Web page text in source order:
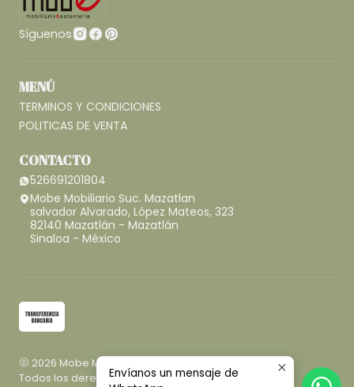
Síguenos
MENÚ
TERMINOS Y CONDICIONES
POLITICAS DE VENTA
CONTACTO
526691201804
Mobe Mobiliario Suc. Mazatlan
salvador Alvarado, López Mateos, 323
82140 Mazatlán - Mazatlán
Sinaloa - México
2026 Mobe Mobiliario.
Todos los derechos reservados.Desarrollado por
Envíanos un mensaje de